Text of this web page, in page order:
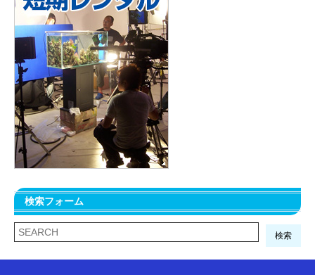
検索フォーム
検索